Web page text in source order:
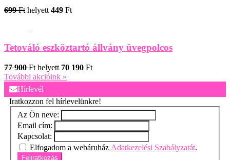
699 Ft helyett 449 Ft
Tetováló eszköztartó állvány üvegpolcos
77 900 Ft helyett 70 190 Ft
További akcióink »
Hírlevél
Iratkozzon fel hírlevelünkre!
Az Ön neve:
Email cím:
Kapcsolat:
Elfogadom a webáruház Adatkezelési Szabályzatát.
Feliratkozás